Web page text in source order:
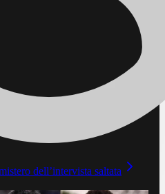
dell’intervista saltata